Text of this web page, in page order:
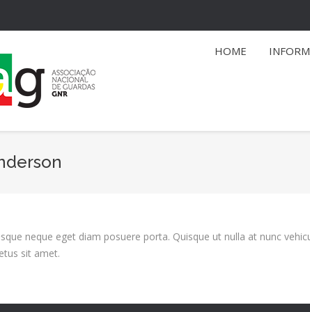
HOME
neque eget diam posuere porta. Quisque ut nulla at nunc
sit amet.